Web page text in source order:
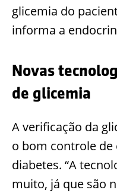
glicemia do
informa a
Novas
de glicemia
A verificação da
o bom controle
diabetes. “A
muito, já que são